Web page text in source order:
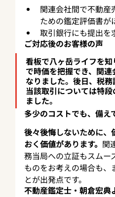
関連会社間で不動産
ための鑑定評価書が
取引銀行にも提出を
ご対応後のお客様の声
看板で八ヶ岳ライフを
で時価を把握でき、関
なりました。後日、税務
当該取引については特
ました。
多少のコストでも、備え
後々後悔しないために、
おく価値があります。 関
務当局への立証もスムー
ものをお考えの場合も、
とが出発点です。
不動産鑑定士・朝倉宏典